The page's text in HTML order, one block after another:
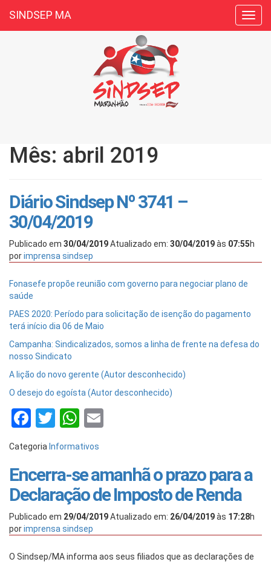
SINDSEP MA
Mês: abril 2019
Diário Sindsep Nº 3741 –
30/04/2019
Publicado em 30/04/2019Atualizado em: 30/04/2019às 07:55h
porimprensa sindsep
Fonasefe propõe reunião com governo para negociar plano de
saúde
PAES 2020: Período para solicitação de isenção do pagamento
terá início dia 06 de Maio
Campanha: Sindicalizados, somos a linha de frente na defesa do
nosso Sindicato
A lição do novo gerente (Autor desconhecido)
O desejo do egoísta (Autor desconhecido)
Facebook
TwitterWhatsApp
Categoria Informativos
Encerra-se amanhã o prazo para a
Declaração de Imposto de Renda
Publicado em 29/04/2019Atualizado em: 26/04/2019às 17:28h
porimprensa sindsep
O Sindsep/MA informa aos seus filiados que as declarações de